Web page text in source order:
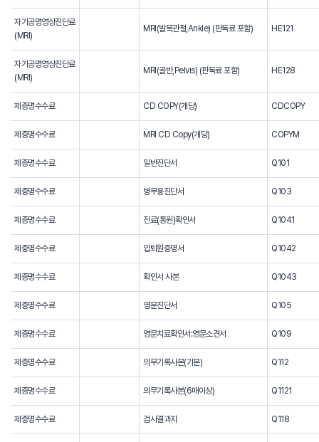
자기공명영상진단료
(MRI)
MRI(발목관절,Ankle) (판독료 포함) HE121
자기공명영상진단료
(MRI)
MRI(골반,Pelvis) (판독료 포함) HE128
제증명수수료 CD COPY(개당) CDCOPY
제증명수수료 MRI CD Copy(개당) COPYM
제증명수수료 일반진단서 Q101
제증명수수료 병무용진단서 Q103
제증명수수료 진료(통원)확인서 Q1041
제증명수수료 입퇴원증명서 Q1042
제증명수수료 확인서 사본 Q1043
제증명수수료 영문진단서 Q105
제증명수수료 영문치료확인서:영문소견서 Q109
제증명수수료 의무기록사본(기본) Q112
제증명수수료 의무기록사본(6매이상) Q1121
제증명수수료 검사결과지 Q118